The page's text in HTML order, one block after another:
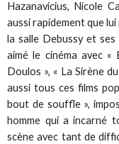
Hazanavicius, Nicole
aussi rapidement que
la salle Debussy et
aimé le cinéma avec
Doulos », « La Sirène
aussi tous ces films
bout de souffle »,
homme qui a incarné
scène avec tant de